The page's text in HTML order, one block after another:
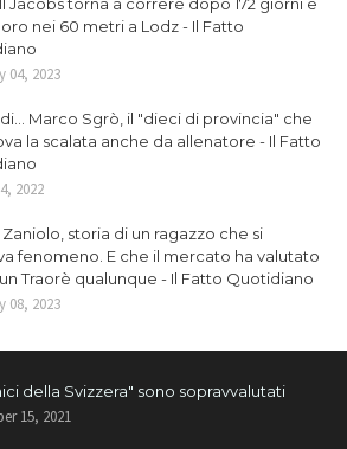
nei 60 metri a Lodz - Il Fatto
04, 2023
Marco Sgrò, il "dieci di provincia" che
la scalata anche da allenatore - Il Fatto
2022
storia di un ragazzo che si
fenomeno. E che il mercato ha valutato
Traorè qualunque - Il Fatto Quotidiano
08, 2023
della Svizzera" sono sopravvalutati
15, 2021